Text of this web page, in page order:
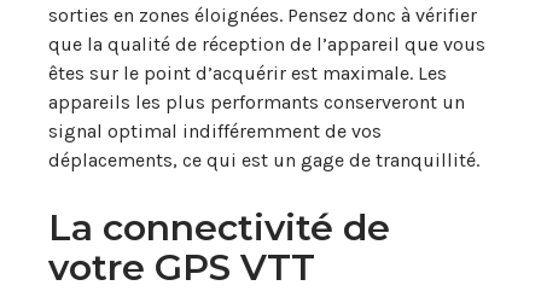
sorties en zones éloignées. Pensez donc à vérifier
que la qualité de réception de l’appareil que vous
êtes sur le point d’acquérir est maximale. Les
appareils les plus performants conserveront un
signal optimal indifféremment de vos
déplacements, ce qui est un gage de tranquillité.
La connectivité de
votre GPS VTT